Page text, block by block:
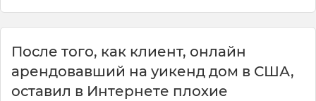
После того, как клиент, онлайн
арендовавший на уикенд дом в США,
оставил в Интернете плохие